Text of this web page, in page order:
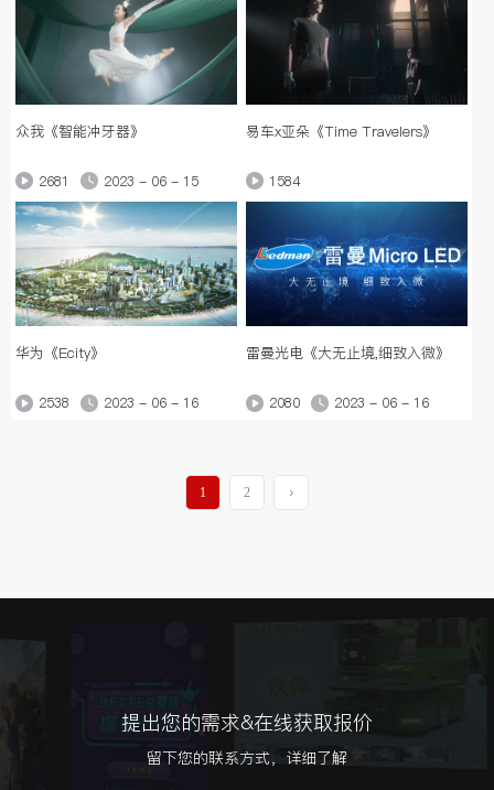
众我《智能冲牙器》
2681 2023 - 06 - 15
易车x亚朵《Time Travelers》
1584
华为《Ecity》
2538 2023 - 06 - 16
雷曼光电《大无止境,细致入微》
2080 2023 - 06 - 16
1 2
提出您的需求&在线获取报价
留下您的联系方式，详细了解